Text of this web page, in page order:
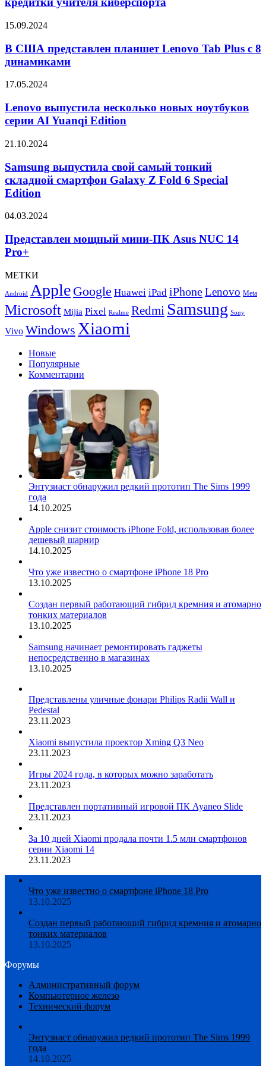
измерения
и
на
с
учителя
киберспорта
В
представлен
планшет
Lenovo
Plus
8
динамиками
15.09.2024
В США представлен планшет Lenovo Tab Plus с 8
динамиками
Lenovo
несколько
новых
ноутбуков
AI
Edition
17.05.2024
Lenovo выпустила несколько новых ноутбуков
серии AI Yuanqi Edition
Samsung
свой
самый
тонкий
складной
Galaxy
Fold
6
Edition
21.10.2024
Samsung выпустила свой самый тонкий
складной смартфон Galaxy Z Fold 6 Special
Edition
Представлен
мини-
ПК
Asus
14
Pro+
04.03.2024
Представлен мощный мини-ПК Asus NUC 14
Pro+
МЕТКИ
Android Apple Google Huawei iPad iPhoneLenovo Meta
Microsoft Mijia Pixel Realme Redmi Samsung Sony
Vivo Windows Xiaomi
Новые
Популярные
Комментарии
Энтузиаст обнаружил редкий прототип The Sims 1999
года
14.10.2025
Apple снизит стоимость iPhone Fold, использовав более
дешевый шарнир
14.10.2025
Что уже известно о смартфоне iPhone 18 Pro
13.10.2025
Создан первый работающий гибрид кремния и атомарно
тонких материалов
13.10.2025
Samsung начинает ремонтировать гаджеты
непосредственно в магазинах
13.10.2025
Представлены уличные фонари Philips Radii Wall и
Pedestal
23.11.2023
Xiaomi выпустила проектор Xming Q3 Neo
23.11.2023
Игры 2024 года, в которых можно заработать
23.11.2023
Представлен портативный игровой ПК Ayaneo Slide
23.11.2023
За 10 дней Xiaomi продала почти 1.5 млн смартфонов
серии Xiaomi 14
23.11.2023
Что уже известно о смартфоне iPhone 18 Pro
13.10.2025
Создан первый работающий гибрид кремния и атомарно
тонких материалов
13.10.2025
Форумы
Административный форум
Компьютерное железо
Технический форум
Энтузиаст обнаружил редкий прототип The Sims 1999
года
14.10.2025